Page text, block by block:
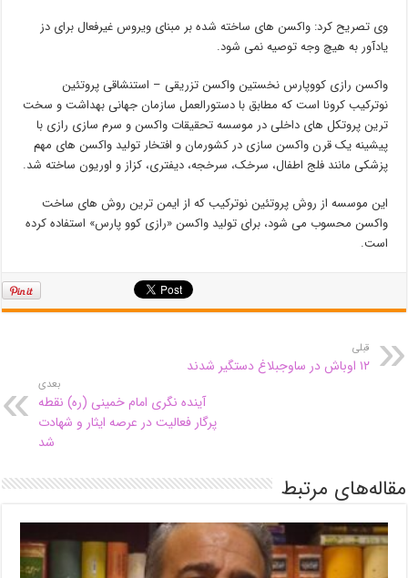
وی تصریح کرد: واکسن های ساخته شده بر مبنای ویروس غیرفعال برای دز
یادآور به هیچ وجه توصیه نمی شود.
واکسن رازی کووپارس نخستین واکسن تزریقی – استنشاقی پروتئین
نوترکیب کرونا است که مطابق با دستورالعمل سازمان جهانی بهداشت و سخت
ترین پروتکل های داخلی در موسسه تحقیقات واکسن و سرم سازی رازی با
پیشینه یک قرن واکسن سازی در کشورمان و افتخار تولید واکسن های مهم
پزشکی مانند فلج اطفال، سرخک، سرخجه، دیفتری، کزاز و اوریون ساخته شد.
این موسسه از روش پروتئین نوترکیب که از ایمن ترین روش های ساخت
واکسن محسوب می شود، برای تولید واکسن «رازی کوو پارس» استفاده کرده
است.
قبلی
۱۲ اوباش در ساوجبلاغ دستگیر شدند
بعدی
آینده نگری امام خمینی (ره) نقطه
پرگار فعالیت در عرصه ایثار و شهادت
شد
مقاله‌های مرتبط